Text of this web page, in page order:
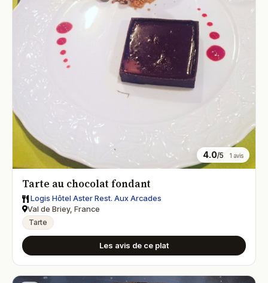
4.0/5 1 avis
Tarte au chocolat fondant
Logis Hôtel Aster Rest. Aux Arcades
Val de Briey, France
Tarte
Les avis de ce plat